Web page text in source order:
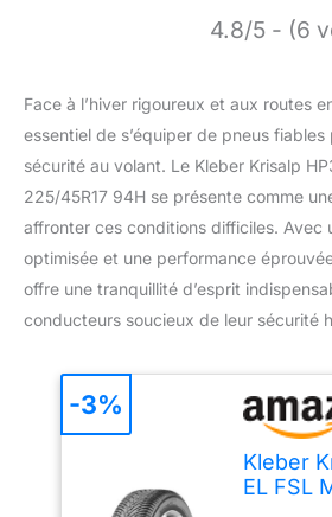
4.8/5 - (6
Face à l’hiver rigoureux et aux routes
essentiel de s’équiper de pneus
sécurité au volant. Le Kleber Krisalp
225/45R17 94H se présente comme
affronter ces conditions difficiles. Avec
optimisée et une performance
offre une tranquillité d’esprit
conducteurs soucieux de leur sécurité
Kleber
EL FSL
-3%